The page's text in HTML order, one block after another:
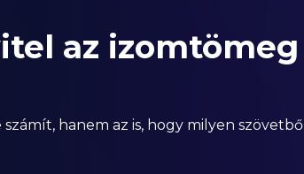
az izomtömeg
hanem az is, hogy milyen szövetből